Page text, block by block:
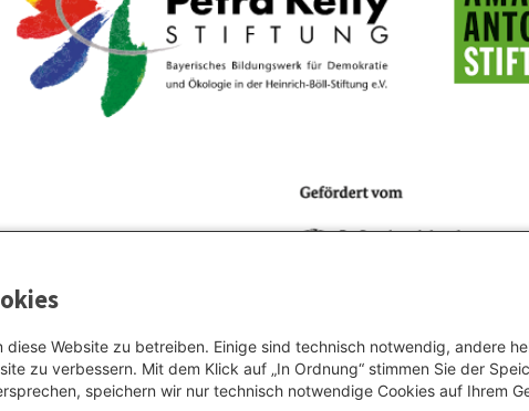
diese Website zu betreiben. Einige sind technisch notwendig, andere
zu verbessern. Mit dem Klick auf „In Ordnung“ stimmen Sie der
speichern wir nur technisch notwendige Cookies auf Ihrem